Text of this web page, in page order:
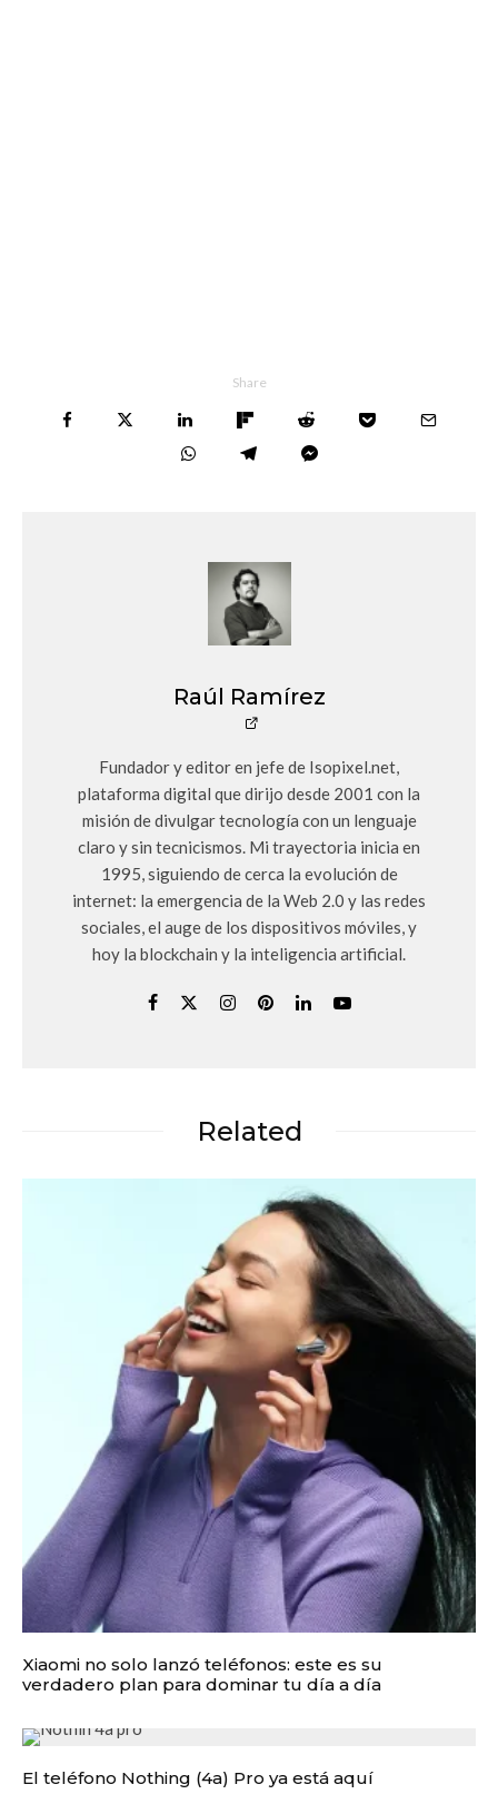
Share
Raúl Ramírez
Fundador y editor en jefe de Isopixel.net,
plataforma digital que dirijo desde 2001 con la
misión de divulgar tecnología con un lenguaje
claro y sin tecnicismos. Mi trayectoria inicia en
1995, siguiendo de cerca la evolución de
internet: la emergencia de la Web 2.0 y las redes
sociales, el auge de los dispositivos móviles, y
hoy la blockchain y la inteligencia artificial.
Related
Xiaomi no solo lanzó teléfonos: este es su
verdadero plan para dominar tu día a día
El teléfono Nothing (4a) Pro ya está aquí